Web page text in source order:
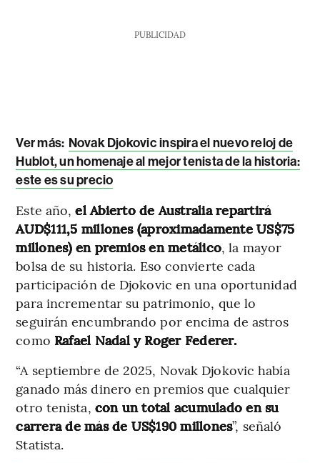
PUBLICIDAD
Ver más: Novak Djokovic inspira el nuevo reloj de
Hublot, un homenaje al mejor tenista de la historia:
este es su precio
Este año,el Abierto de Australia repartirá
AUD$111,5 millones (aproximadamente US$75
millones) en premios en metálico, la mayor
bolsa de su historia. Eso convierte cada
participación de Djokovic en una oportunidad
para incrementar su patrimonio, que lo
seguirán encumbrando por encima de astros
como Rafael Nadal y Roger Federer.
“A septiembre de 2025, Novak Djokovic había
ganado más dinero en premios que cualquier
otro tenista, con un total acumulado en su
carrera de más de US$190 millones”, señaló
Statista.